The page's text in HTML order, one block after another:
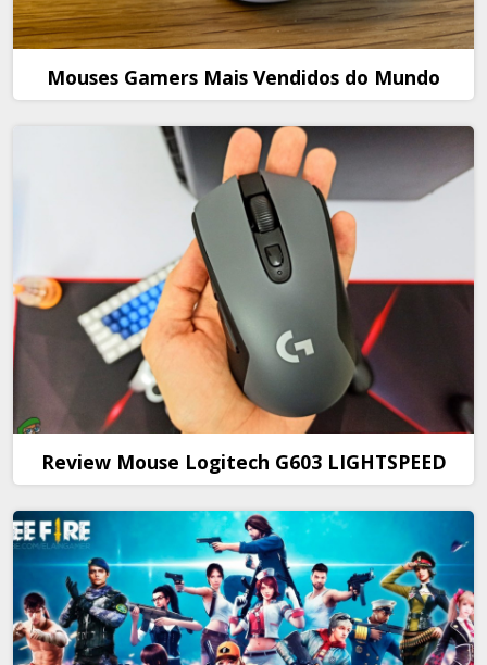
Mouses Gamers Mais Vendidos do Mundo
Review Mouse Logitech G603 LIGHTSPEED